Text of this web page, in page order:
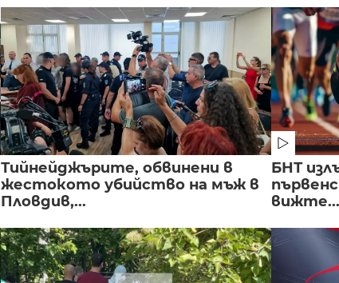
Тийнейджърите, обвинени в
жестокото убийство на мъж в
Пловдив,...
БНТ
вижте...